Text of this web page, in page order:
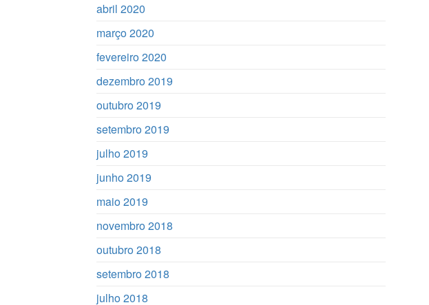
abril 2020
março 2020
fevereiro 2020
dezembro 2019
outubro 2019
setembro 2019
julho 2019
junho 2019
maio 2019
novembro 2018
outubro 2018
setembro 2018
julho 2018